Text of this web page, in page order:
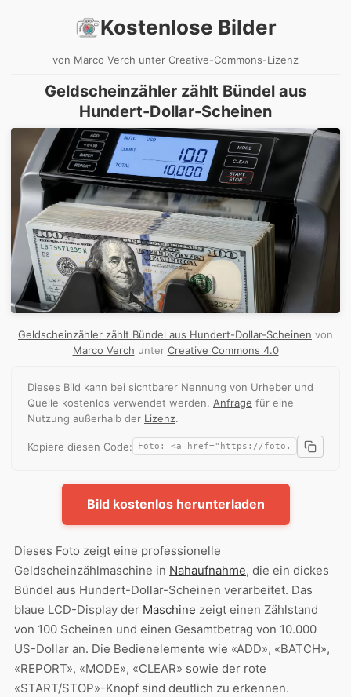
Kostenlose Bilder
von Marco Verch unter Creative-Commons-Lizenz
Geldscheinzähler zählt Bündel aus
Hundert-Dollar-Scheinen
Geldscheinzähler zählt Bündel aus Hundert-Dollar-Scheinen von
Marco Verch unter Creative Commons 4.0
Dieses Bild kann bei sichtbarer Nennung von Urheber und
Quelle kostenlos verwendet werden. Anfrage für eine
Nutzung außerhalb der Lizenz.
Kopiere diesen Code:
Bild kostenlos herunterladen
Dieses Foto zeigt eine professionelle
Geldscheinzählmaschine in Nahaufnahme, die ein dickes
Bündel aus Hundert-Dollar-Scheinen verarbeitet. Das
blaue LCD-Display der Maschine zeigt einen Zählstand
von 100 Scheinen und einen Gesamtbetrag von 10.000
US-Dollar an. Die Bedienelemente wie «ADD», «BATCH»,
«REPORT», «MODE», «CLEAR» sowie der rote
«START/STOP»-Knopf sind deutlich zu erkennen.